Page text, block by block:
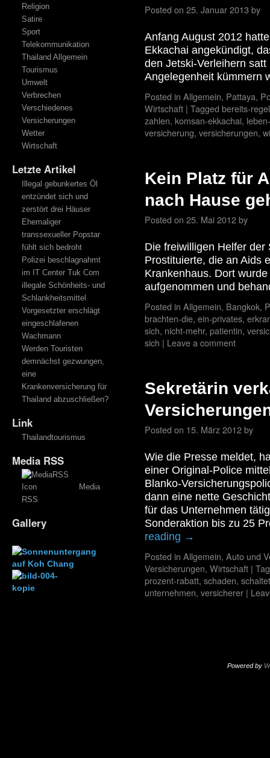
Religion
Satire
Sport
Telekommunikation
Thailand Allgemein
Tourismus
Umwelt
Verbrechen
Verschiedenes
Versicherungen
Wetter
Wirtschaft
Letzte Artikel
Illegal gebunkertes Öl
entzündet sich und
zerstört drei Häuser
Ehemaliger
transsexueller Popstar
fühlt sich bedroht
Polizei beschlagnahmt
im IT Center Tuk Com
illegale Schönheits- und
Schlankheitsmittel
Vorgesetzter erschlägt
eingeschlafenen
Wachmann
Werden Touristen
demnächst gezwungen,
eine
Krankenversicherung für
Thailand abzuschließen?
Link
Thailandtourismus
Media RSS
Media
RSS
Gallery
Posted on 25. Januar 2013 by
Anfang August 2012
Ekkachai angekündigt,
den Jetski-Verleihern
Angelegenheit kümmern
Posted in Allgemein, Pattaya,
Wirtschaft | Tagged bereits-
zahlen, komsan-ekkachai,
versicherung, versicherungen,
Kein Platz für
nach Hause
Posted on 25. Mai 2012by
Die freiwilligen Helfer
Prostituierte, die an Aids
Krankenhaus. Dort
aufgenommen und
Posted in Allgemein, Bangkok,
brachten-die, ein-privates,
sich, nicht-mehr, patientin,
sich | Leave a comment
Sekretärin
Posted on 15. März 2012by
Wie die Presse meldet,
einer Original-Police
Blanko-
dann eine nette
für das Unternehmen
Sonderaktion bis zu 25
reading →
Posted in Allgemein, Auto und
Versicherungen, Wirtschaft |
prozent-rabatt, schaden,
unternehmen, versicherer |
Powered by